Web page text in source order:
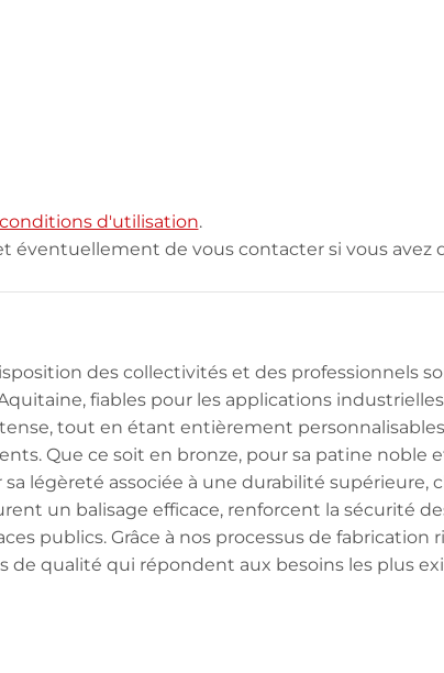
d'utilisation.
de vous contacter si vous avez
des collectivités et des professionnels
fiables pour les applications
tout en étant entièrement
Que ce soit en bronze, pour sa patine noble
légèreté associée à une durabilité supérieure,
un balisage efficace, renforcent la sécurité
publics. Grâce à nos processus de fabrication
de qualité qui répondent aux besoins les plus